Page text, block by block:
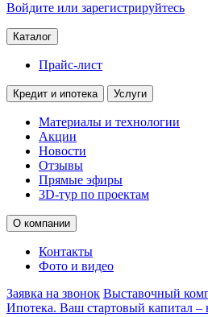
Войдите или зарегистрируйтесь
Каталог
Прайс-лист
Кредит и ипотека Услуги
Материалы и технологии
Акции
Новости
Отзывы
Прямые эфиры
3D-тур по проектам
О компании
Контакты
Фото и видео
Заявка на звонок Выставочный
Ипотека. Ваш стартовый капитал –